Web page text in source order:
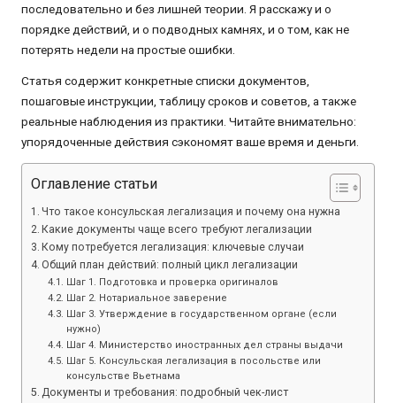
последовательно и без лишней теории. Я расскажу и о
порядке действий, и о подводных камнях, и о том, как не
потерять недели на простые ошибки.
Статья содержит конкретные списки документов,
пошаговые инструкции, таблицу сроков и советов, а также
реальные наблюдения из практики. Читайте внимательно:
упорядоченные действия сэкономят ваше время и деньги.
Оглавление статьи
Что такое консульская легализация и почему она нужна
Какие документы чаще всего требуют легализации
Кому потребуется легализация: ключевые случаи
Общий план действий: полный цикл легализации
Шаг 1. Подготовка и проверка оригиналов
Шаг 2. Нотариальное заверение
Шаг 3. Утверждение в государственном органе (если
нужно)
Шаг 4. Министерство иностранных дел страны выдачи
Шаг 5. Консульская легализация в посольстве или
консульстве Вьетнама
Документы и требования: подробный чек-лист